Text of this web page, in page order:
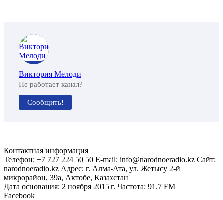
Виктория Мелоди
Не работает канал?
Сообщить!
Контактная информация
Телефон: +7 727 224 50 50 E-mail: info@narodnoeradio.kz Сайт:
narodnoeradio.kz Адрес: г. Алма-Ата, ул. Жетысу 2-й
микрорайон, 39а, Актобе, Казахстан
Дата основания: 2 ноября 2015 г. Частота: 91.7 FM
Facebook